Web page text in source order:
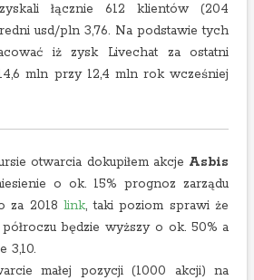
łącznie 612 klientów (204
usd/pln 3,76. Na podstawie tych
iż zysk Livechat za ostatni
mln przy 12,4 mln rok wcześniej
otwarcia dokupiłem akcje Asbis
o ok. 15% prognoz zarządu
za 2018link, taki poziom sprawi że
będzie wyższy o ok. 50% a
3,10.
małej pozycji (1000 akcji) na